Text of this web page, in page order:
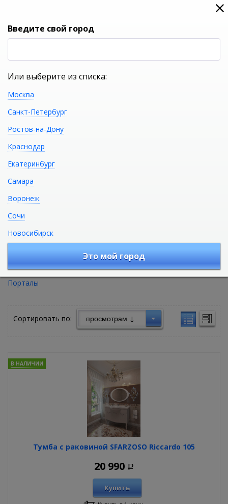
0
Мебель для ванной комнаты
Тумбы Зеркальные шкафы Зеркала Пеналы
Шкафы
Порталы
Сортировать по:
Тумба с раковиной SFARZOSO Riccardo 105
В НАЛИЧИИ
20 990 Р
Купить
Введите свой город
Или выберите из списка:
Москва
Санкт-Петербург
Ростов-на-Дону
Краснодар
Екатеринбург
Самара
Воронеж
Сочи
Новосибирск
Это мой город